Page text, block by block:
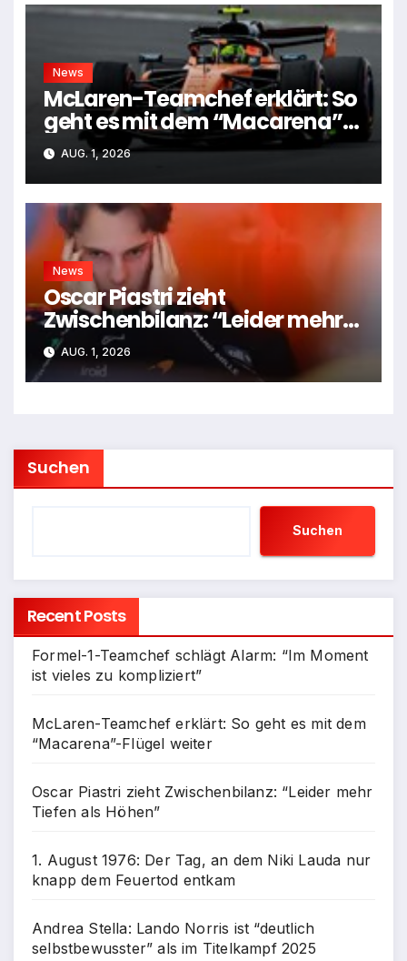
News
McLaren-Teamchef erklärt: So
geht es mit dem “Macarena”-
Flügel weiter
AUG. 1, 2026
News
Oscar Piastri zieht
Zwischenbilanz: “Leider mehr
Tiefen als Höhen”
AUG. 1, 2026
Suchen
Suchen
Recent Posts
Formel-1-Teamchef schlägt Alarm: “Im Moment
ist vieles zu kompliziert”
McLaren-Teamchef erklärt: So geht es mit dem
“Macarena”-Flügel weiter
Oscar Piastri zieht Zwischenbilanz: “Leider mehr
Tiefen als Höhen”
1. August 1976: Der Tag, an dem Niki Lauda nur
knapp dem Feuertod entkam
Andrea Stella: Lando Norris ist “deutlich
selbstbewusster” als im Titelkampf 2025